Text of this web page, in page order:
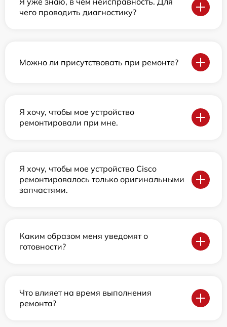
чего проводить диагностику?
Можно ли присутствовать при ремонте?
Я хочу, чтобы мое устройство
ремонтировали при мне.
Я хочу, чтобы мое устройство Cisco
ремонтировалось только оригинальными
запчастями.
Каким образом меня уведомят о
готовности?
Что влияет на время выполнения
ремонта?